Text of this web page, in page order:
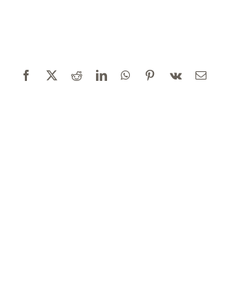
Facebook
X RedditLinkedInWhatsApp
Pinterest
Vk
E-